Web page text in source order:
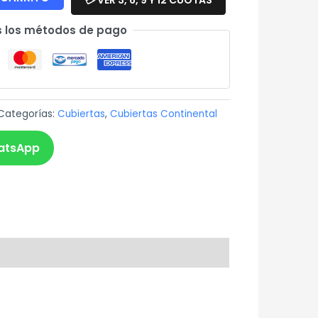
los métodos de pago
Cubiertas, Cubiertas Continental